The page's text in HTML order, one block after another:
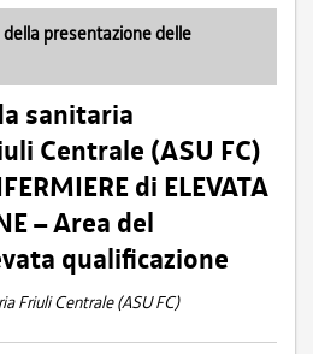
della presentazione delle
sanitaria
Centrale (ASU FC)
di ELEVATA
– Area del
qualificazione
Friuli Centrale (ASU FC)